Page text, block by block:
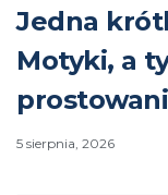
Jedna
Motyki, a
5 sierpnia, 2026